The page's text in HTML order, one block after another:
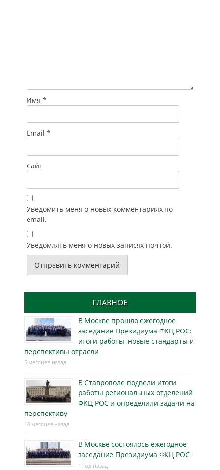
Имя *
Email *
Сайт
Уведомить меня о новых комментариях по
email.
Уведомлять меня о новых записях почтой.
ГЛАВНОЕ
В Москве прошло ежегодное
заседание Президиума ФКЦ РОС:
итоги работы, новые стандарты и
перспективы отрасли
5 месяцев назад
В Ставрополе подвели итоги
работы региональных отделений
ФКЦ РОС и определили задачи на
перспективу
10 месяцев назад
В Москве состоялось ежегодное
заседание Президиума ФКЦ РОС
1 год назад